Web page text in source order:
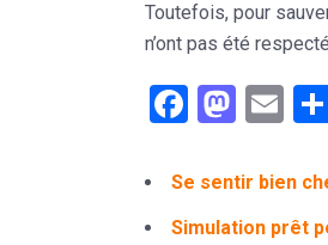
Toutefois, pour
n’ont pas été
Se sentir bien
Simulation prêt